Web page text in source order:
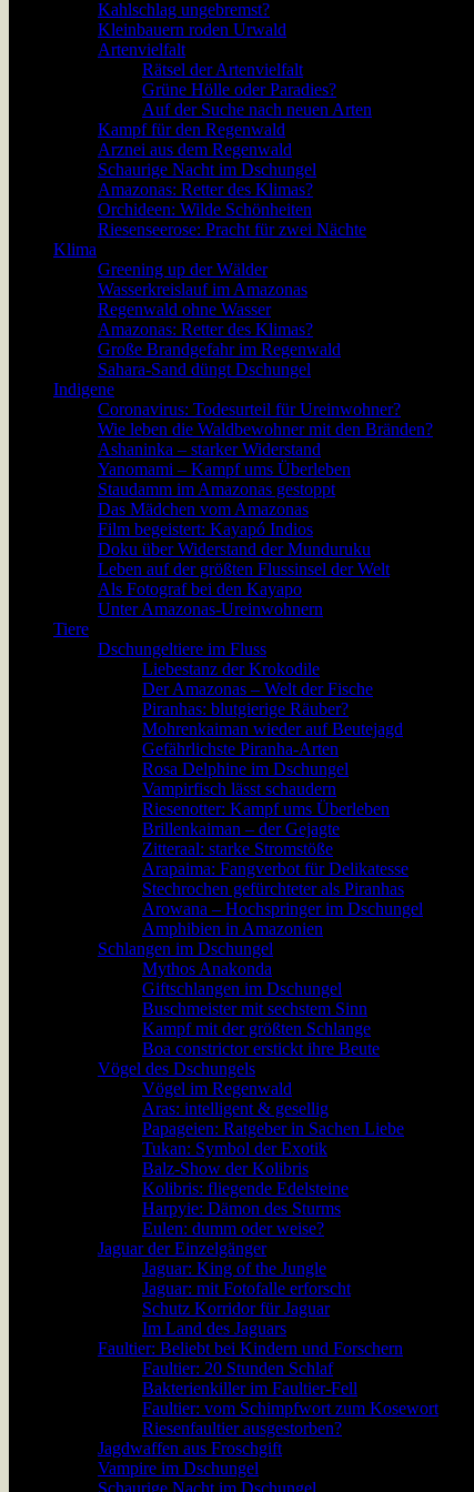
Kahlschlag ungebremst?
Kleinbauern roden Urwald
Artenvielfalt
Rätsel der Artenvielfalt
Grüne Hölle oder Paradies?
Auf der Suche nach neuen Arten
Kampf für den Regenwald
Arznei aus dem Regenwald
Schaurige Nacht im Dschungel
Amazonas: Retter des Klimas?
Orchideen: Wilde Schönheiten
Riesenseerose: Pracht für zwei Nächte
Klima
Greening up der Wälder
Wasserkreislauf im Amazonas
Regenwald ohne Wasser
Amazonas: Retter des Klimas?
Große Brandgefahr im Regenwald
Sahara-Sand düngt Dschungel
Indigene
Coronavirus: Todesurteil für Ureinwohner?
Wie leben die Waldbewohner mit den Bränden?
Ashaninka – starker Widerstand
Yanomami – Kampf ums Überleben
Staudamm im Amazonas gestoppt
Das Mädchen vom Amazonas
Film begeistert: Kayapó Indios
Doku über Widerstand der Munduruku
Leben auf der größten Flussinsel der Welt
Als Fotograf bei den Kayapo
Unter Amazonas-Ureinwohnern
Tiere
Dschungeltiere im Fluss
Liebestanz der Krokodile
Der Amazonas – Welt der Fische
Piranhas: blutgierige Räuber?
Mohrenkaiman wieder auf Beutejagd
Gefährlichste Piranha-Arten
Rosa Delphine im Dschungel
Vampirfisch lässt schaudern
Riesenotter: Kampf ums Überleben
Brillenkaiman – der Gejagte
Zitteraal: starke Stromstöße
Arapaima: Fangverbot für Delikatesse
Stechrochen gefürchteter als Piranhas
Arowana – Hochspringer im Dschungel
Amphibien in Amazonien
Schlangen im Dschungel
Mythos Anakonda
Giftschlangen im Dschungel
Buschmeister mit sechstem Sinn
Kampf mit der größten Schlange
Boa constrictor erstickt ihre Beute
Vögel des Dschungels
Vögel im Regenwald
Aras: intelligent & gesellig
Papageien: Ratgeber in Sachen Liebe
Tukan: Symbol der Exotik
Balz-Show der Kolibris
Kolibris: fliegende Edelsteine
Harpyie: Dämon des Sturms
Eulen: dumm oder weise?
Jaguar der Einzelgänger
Jaguar: King of the Jungle
Jaguar: mit Fotofalle erforscht
Schutz Korridor für Jaguar
Im Land des Jaguars
Faultier: Beliebt bei Kindern und Forschern
Faultier: 20 Stunden Schlaf
Bakterienkiller im Faultier-Fell
Faultier: vom Schimpfwort zum Kosewort
Riesenfaultier ausgestorben?
Jagdwaffen aus Froschgift
Vampire im Dschungel
Schaurige Nacht im Dschungel